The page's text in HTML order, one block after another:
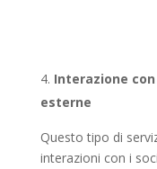
Interazione
esterne
Questo tipo di
interazioni con i